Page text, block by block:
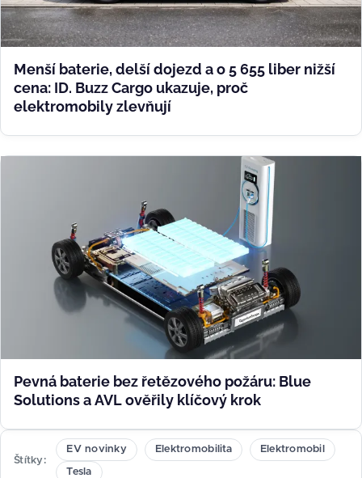
Menší baterie, delší dojezd a o 5 655 liber nižší
cena: ID. Buzz Cargo ukazuje, proč
elektromobily zlevňují
Pevná baterie bez řetězového požáru: Blue
Solutions a AVL ověřily klíčový krok
Štítky
EV novinky Elektromobilita Elektromobil
Tesla